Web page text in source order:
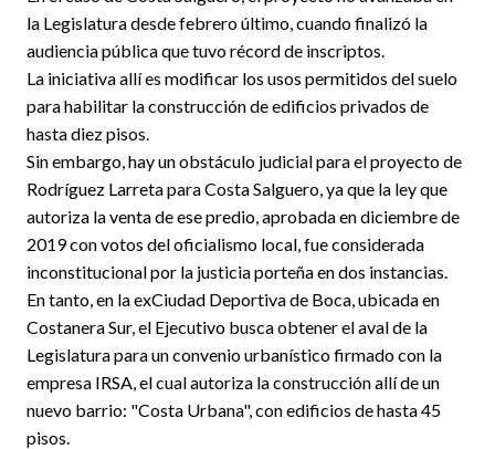
la Legislatura desde febrero último, cuando finalizó la
audiencia pública que tuvo récord de inscriptos.
La iniciativa allí es modificar los usos permitidos del suelo
para habilitar la construcción de edificios privados de
hasta diez pisos.
Sin embargo, hay un obstáculo judicial para el proyecto de
Rodríguez Larreta para Costa Salguero, ya que la ley que
autoriza la venta de ese predio, aprobada en diciembre de
2019 con votos del oficialismo local, fue considerada
inconstitucional por la justicia porteña en dos instancias.
En tanto, en la exCiudad Deportiva de Boca, ubicada en
Costanera Sur, el Ejecutivo busca obtener el aval de la
Legislatura para un convenio urbanístico firmado con la
empresa IRSA, el cual autoriza la construcción allí de un
nuevo barrio: "Costa Urbana", con edificios de hasta 45
pisos.